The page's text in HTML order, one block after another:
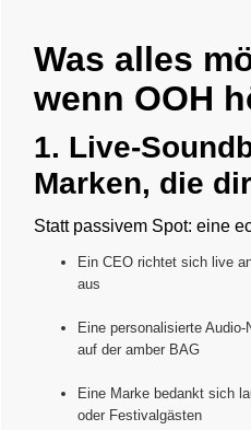
Was alles
wenn OOH
1. Live-
Marken, die
Statt passivem Spot: eine
Ein CEO richtet sich live
aus
Eine personalisierte
auf der amber BAG
Eine Marke bedankt sich
oder Festivalgästen